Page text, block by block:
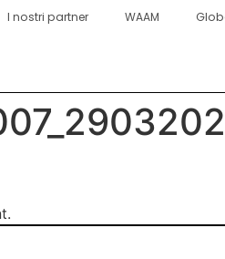
I nostri partner WAAM